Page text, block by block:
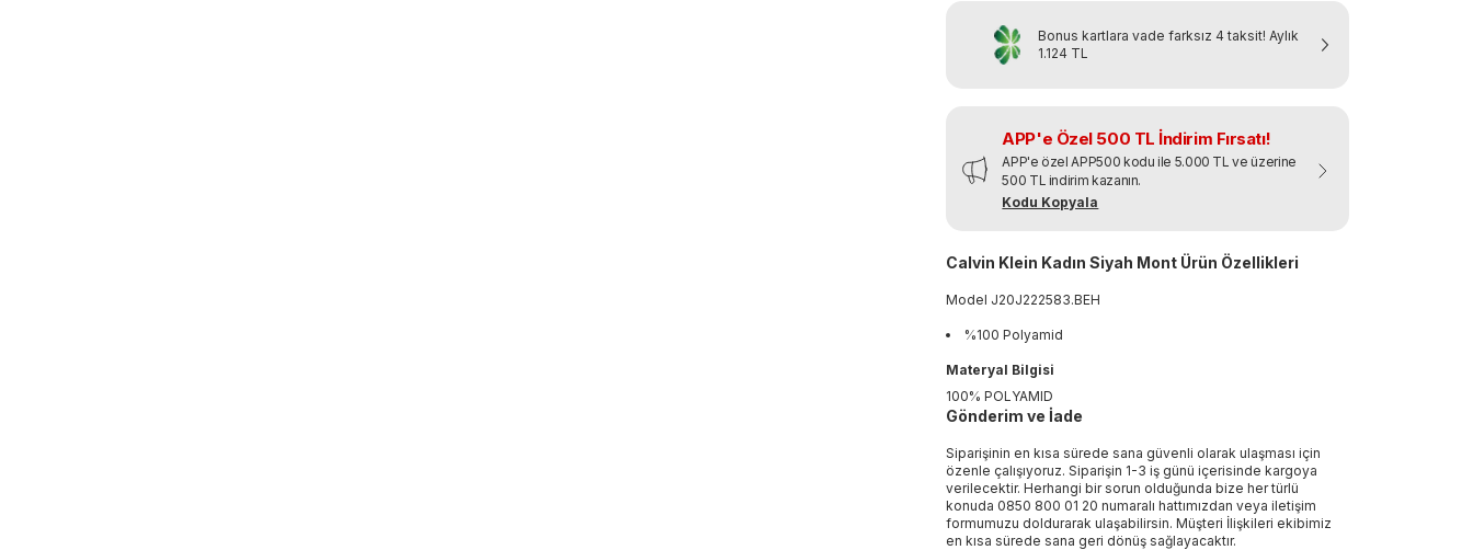
Bonus kartlara vade farksız 4 taksit! Aylık
1.124 TL
APP'e Özel 500 TL İndirim Fırsatı!
APP'e özel APP500 kodu ile 5.000 TL ve üzerine
500 TL indirim kazanın.
Kodu Kopyala
Calvin Klein Kadın Siyah Mont Ürün Özellikleri
Model J20J222583.BEH
%100 Polyamid
Materyal Bilgisi
100% POLYAMID
Gönderim ve İade
Siparişinin en kısa sürede sana güvenli olarak ulaşması için
özenle çalışıyoruz. Siparişin 1-3 iş günü içerisinde kargoya
verilecektir. Herhangi bir sorun olduğunda bize her türlü
konuda 0850 800 01 20 numaralı hattımızdan veya iletişim
formumuzu doldurarak ulaşabilirsin. Müşteri İlişkileri ekibimiz
en kısa sürede sana geri dönüş sağlayacaktır.